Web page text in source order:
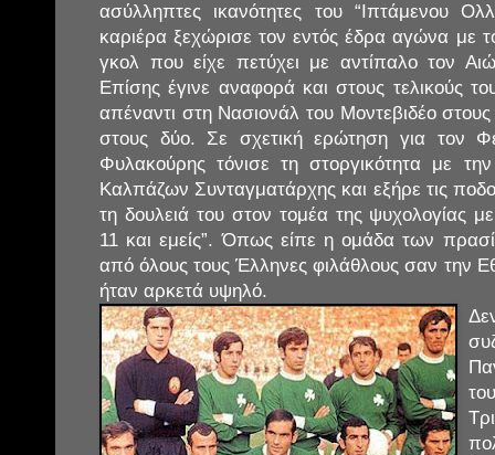
ασύλληπτες ικανότητες του “Ιπτάμενου
καριέρα ξεχώρισε τον εντός έδρα αγώνα με
γκολ που είχε πετύχει με αντίπαλο τον
Επίσης έγινε αναφορά και στους τελικούς
απέναντι στη Νασιονάλ του Μοντεβιδέο στους
στους δύο. Σε σχετική ερώτηση για τον
Φυλακούρης τόνισε τη στοργικότητα με
Καλπάζων Συνταγματάρχης και εξήρε τις
τη δουλειά του στον τομέα της ψυχολογίας
11 και εμείς”. Όπως είπε η ομάδα των
από όλους τους Έλληνες φιλάθλους σαν την
ήταν αρκετά υψηλό.